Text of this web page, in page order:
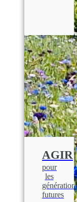
AGIR
pour
les
futures